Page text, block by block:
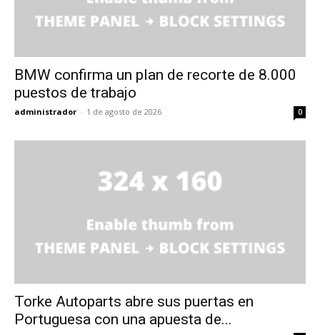
BMW confirma un plan de recorte de 8.000
puestos de trabajo
administrador - 1 de agosto de 2026 0
Torke Autoparts abre sus puertas en
Portuguesa con una apuesta de...